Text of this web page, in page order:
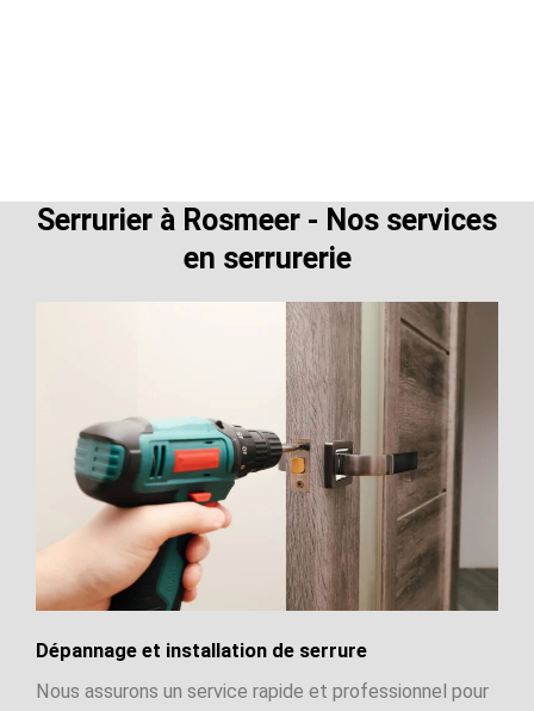
Serrurier à Rosmeer - Nos services
en serrurerie
Dépannage et installation de serrure
Nous assurons un service rapide et professionnel pour